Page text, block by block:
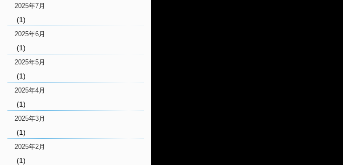
2025年7月
(1)
2025年6月
(1)
2025年5月
(1)
2025年4月
(1)
2025年3月
(1)
2025年2月
(1)